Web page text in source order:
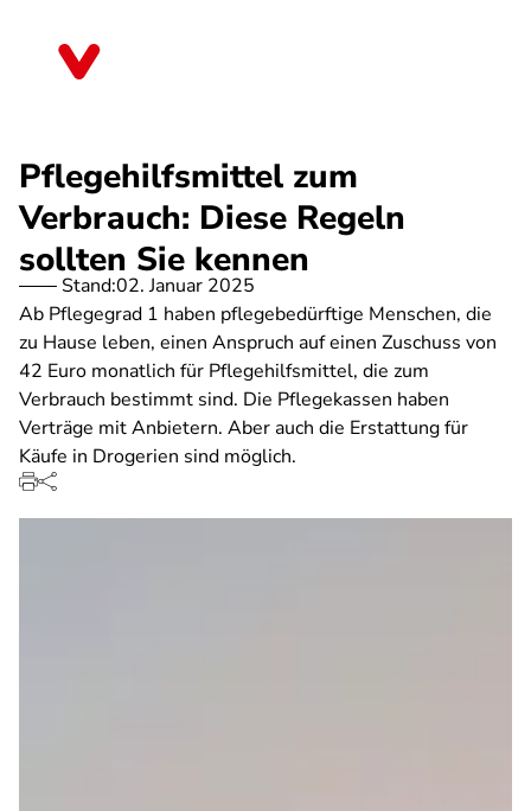
Pflegehilfsmittel zum
Verbrauch: Diese Regeln
sollten Sie kennen
Stand:02. Januar 2025
Ab Pflegegrad 1 haben pflegebedürftige Menschen, die
zu Hause leben, einen Anspruch auf einen Zuschuss von
42 Euro monatlich für Pflegehilfsmittel, die zum
Verbrauch bestimmt sind. Die Pflegekassen haben
Verträge mit Anbietern. Aber auch die Erstattung für
Käufe in Drogerien sind möglich.